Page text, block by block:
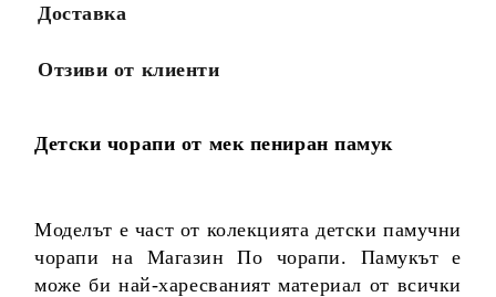
Доставка
Отзиви от клиенти
Детски чорапи от мек пениран памук
Моделът е част от колекцията детски памучни
чорапи на Магазин По чорапи. Памукът е
може би най-харесваният материал от всички